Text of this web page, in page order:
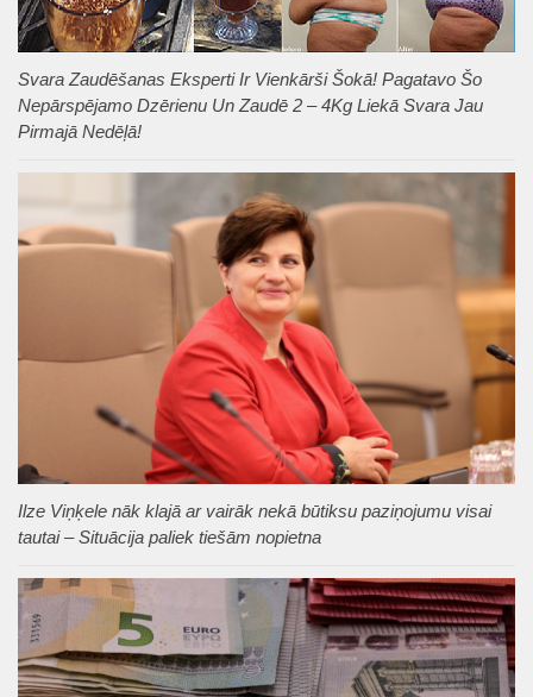
Svara Zaudēšanas Eksperti Ir Vienkārši Šokā! Pagatavo Šo
Nepārspējamo Dzērienu Un Zaudē 2 – 4Kg Liekā Svara Jau
Pirmajā Nedēļā!
Ilze Viņķele nāk klajā ar vairāk nekā būtiksu paziņojumu visai
tautai – Situācija paliek tiešām nopietna